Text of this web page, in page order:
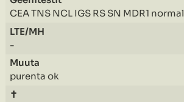
CEA TNS NCL IGS RS SN MDR1 normal
-
purenta ok